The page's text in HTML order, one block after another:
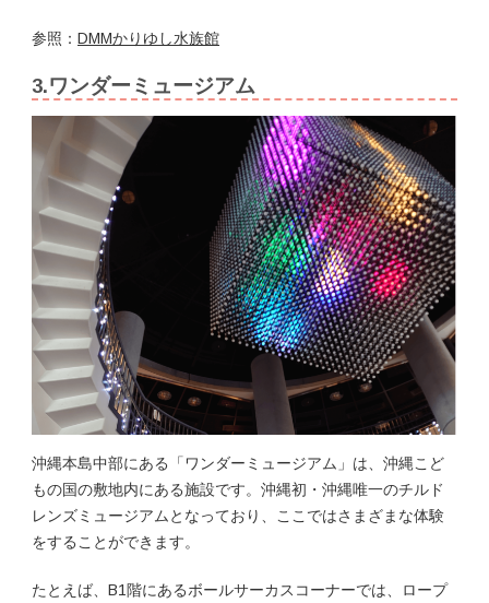
参照： DMMかりゆし水族館
3.ワンダーミュージアム
沖縄本島中部にある「ワンダーミュージアム」は、沖縄こど
もの国の敷地内にある施設です。沖縄初・沖縄唯一のチルド
レンズミュージアムとなっており、ここではさまざまな体験
をすることができます。
たとえば、B1階にあるボールサーカスコーナーでは、ロープ